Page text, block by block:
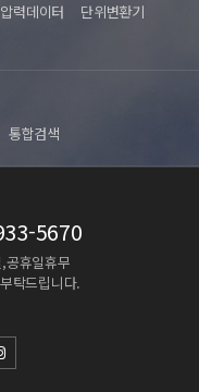
력데이터
단위변환기
통합검색
5670
휴일휴무
탁드립니다.